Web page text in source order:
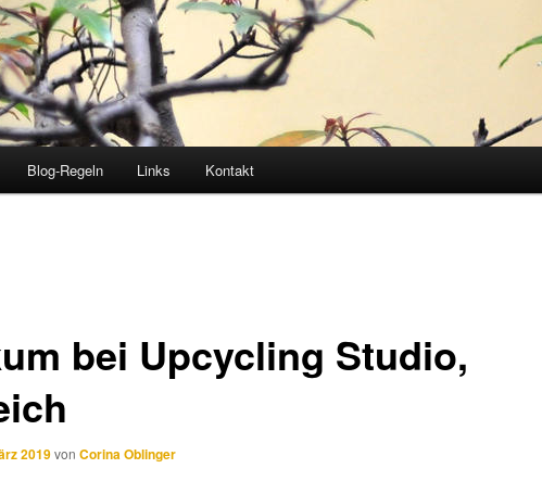
Blog-Regeln Links Kontakt
bei Upcycling Studio,
2019von Corina Oblinger